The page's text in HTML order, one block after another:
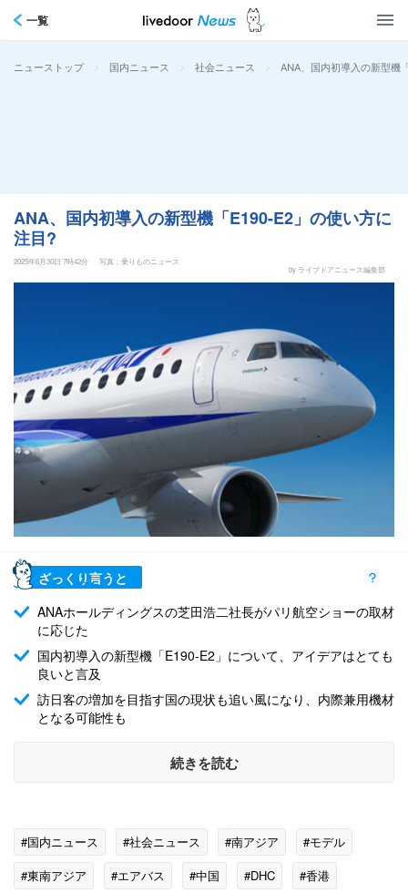
一覧
ニューストップ > 国内ニュース > 社会ニュース > ANA、国内初導入の新型機
ANA、国内初導入の新型機「E190-E2」の使い方に
注目?
2025年6月30日 7時42分
写真：乗りものニュース
by ライブドアニュース編集部
ざっくり言うと
ANAホールディングスの芝田浩二社長がパリ航空ショーの取材
に応じた
国内初導入の新型機「E190-E2」について、アイデアはとても
良いと言及
訪日客の増加を目指す国の現状も追い風になり、内際兼用機材
となる可能性も
続きを読む
#国内ニュース #社会ニュース #南アジア
#モデル
#東南アジア
#エアバス #中国 #DHC
#香港